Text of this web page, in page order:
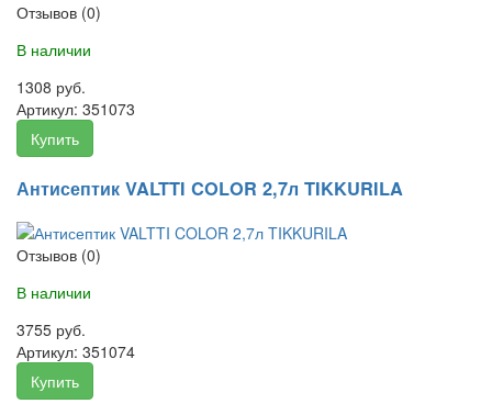
Отзывов (0)
В наличии
1308 руб.
Артикул: 351073
Купить
Антисептик VALTTI COLOR 2,7л TIKKURILA
Отзывов (0)
В наличии
3755 руб.
Артикул: 351074
Купить